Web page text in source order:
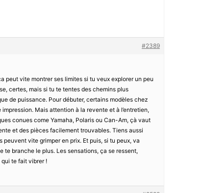
#2389
peut vite montrer ses limites si tu veux explorer un peu
certes, mais si tu te tentes des chemins plus
de puissance. Pour débuter, certains modèles chez
Mais attention à la revente et à l’entretien,
conues come Yamaha, Polaris ou Can-Am, çà vaut
et des pièces facilement trouvables. Tiens aussi
vite grimper en prix. Et puis, si tu peux, va
te branche le plus. Les sensations, ça se ressent,
qui te fait vibrer !